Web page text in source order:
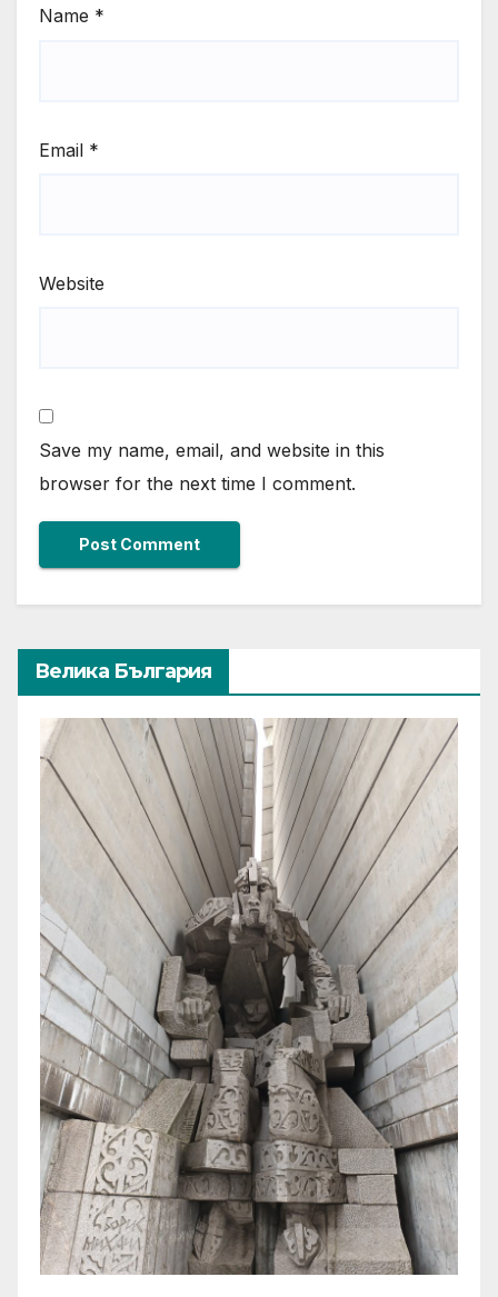
Name *
Email *
Website
Save my name, email, and website in this
browser for the next time I comment.
Велика България